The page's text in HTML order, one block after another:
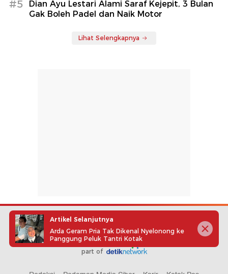
#5
Dian Ayu Lestari Alami Saraf Kejepit, 3 Bulan
Gak Boleh Padel dan Naik Motor
Lihat Selengkapnya
part of
Artikel Selanjutnya
Arda Geram Pria Tak Dikenal Nyelonong ke
Panggung Peluk Tantri Kotak